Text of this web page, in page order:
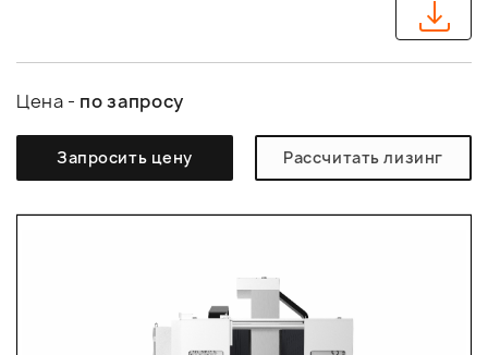
Цена - по запросу
Запросить цену Рассчитать лизинг